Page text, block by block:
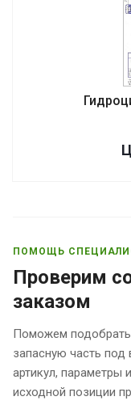
ПОМОЩЬ
Проверим
заказом
Поможем подобрать
запасную часть под
артикул, параметры
исходной позиции